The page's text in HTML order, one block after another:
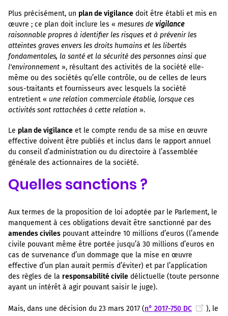
Plus précisément, un plan de vigilance doit être établi et mis en
œuvre ; ce plan doit inclure les « mesures de vigilance
raisonnable propres à identifier les risques et à prévenir les
atteintes graves envers les droits humains et les libertés
fondamentales, la santé et la sécurité des personnes ainsi que
l'environnement », résultant des activités de la société elle-
même ou des sociétés qu’elle contrôle, ou de celles de leurs
sous-traitants et fournisseurs avec lesquels la société
entretient « une relation commerciale établie, lorsque ces
activités sont rattachées à cette relation ».
Le plan de vigilance et le compte rendu de sa mise en œuvre
effective doivent être publiés et inclus dans le rapport annuel
du conseil d’administration ou du directoire à l’assemblée
générale des actionnaires de la société.
Quelles sanctions ?
Aux termes de la proposition de loi adoptée par le Parlement, le
manquement à ces obligations devait être sanctionné par des
amendes civiles pouvant atteindre 10 millions d’euros (l’amende
civile pouvant même être portée jusqu’à 30 millions d’euros en
cas de survenance d’un dommage que la mise en œuvre
effective d’un plan aurait permis d’éviter) et par l’application
des règles de la responsabilité civile délictuelle (toute personne
ayant un intérêt à agir pouvant saisir le juge).
Mais, dans une décision du 23 mars 2017 (n° 2017-750 DC ), le